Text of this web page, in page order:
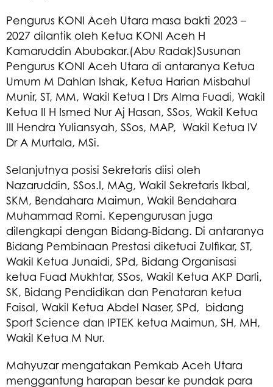
Pengurus KONI Aceh Utara masa bakti 2023 –
2027 dilantik oleh Ketua KONI Aceh H
Kamaruddin Abubakar.(Abu Radak)Susunan
Pengurus KONI Aceh Utara di antaranya Ketua
Umum M Dahlan Ishak, Ketua Harian Misbahul
Munir, ST, MM, Wakil Ketua I Drs Alma Fuadi, Wakil
Ketua II H Ismed Nur Aj Hasan, SSos, Wakil Ketua
III Hendra Yuliansyah, SSos, MAP, Wakil Ketua IV
Dr A Murtala, MSi.
Selanjutnya posisi Sekretaris diisi oleh
Nazaruddin, SSos.I, MAg, Wakil Sekretaris Ikbal,
SKM, Bendahara Maimun, Wakil Bendahara
Muhammad Romi. Kepengurusan juga
dilengkapi dengan Bidang-Bidang. Di antaranya
Bidang Pembinaan Prestasi diketuai Zulfikar, ST,
Wakil Ketua Junaidi, SPd, Bidang Organisasi
ketua Fuad Mukhtar, SSos, Wakil Ketua AKP Darli,
SK, Bidang Pendidikan dan Penataran ketua
Faisal, Wakil Ketua Abdel Naser, SPd, bidang
Sport Science dan IPTEK ketua Maimun, SH, MH,
Wakil Ketua M Nur.
Mahyuzar mengatakan Pemkab Aceh Utara
menggantung harapan besar ke pundak para